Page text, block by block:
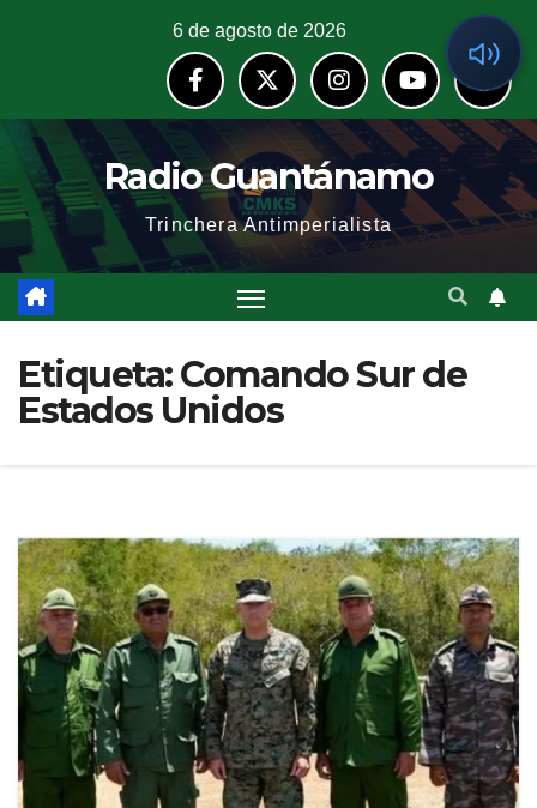
6 de agosto de 2026
Radio Guantánamo
Trinchera Antimperialista
Etiqueta:Comando Sur de
Estados Unidos